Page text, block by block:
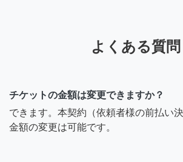
よくある質問
チケットの金額は変更できますか？
できます。本契約（依頼者様の前払い
金額の変更は可能です。